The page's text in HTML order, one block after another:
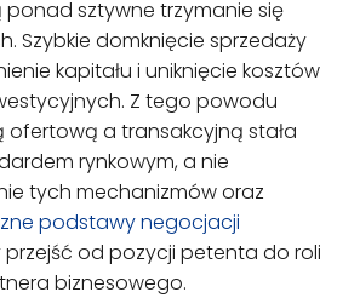
sztywne trzymanie się
Szybkie domknięcie sprzedaży
kapitału i uniknięcie kosztów
Z tego powodu
ofertową a transakcyjną stała
rynkowym, a nie
tych mechanizmów oraz
podstawy negocjacji
od pozycji petenta do roli
biznesowego.